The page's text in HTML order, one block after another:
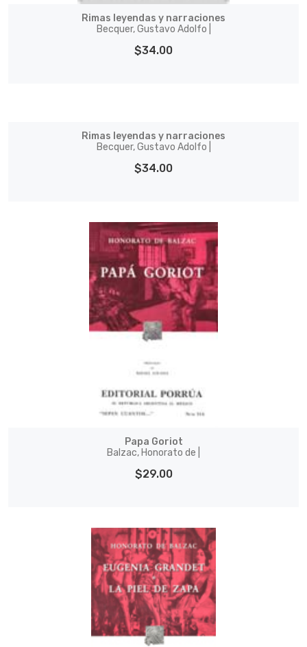
Rimas leyendas y narraciones
Becquer, Gustavo Adolfo |
$34.00
Rimas leyendas y narraciones
Becquer, Gustavo Adolfo |
$34.00
Papa Goriot
Balzac, Honorato de |
$29.00